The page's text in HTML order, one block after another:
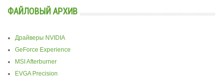
ФАЙЛОВЫЙ АРХИВ
Драйверы NVIDIA
GeForce Experience
MSI Afterburner
EVGA Precision